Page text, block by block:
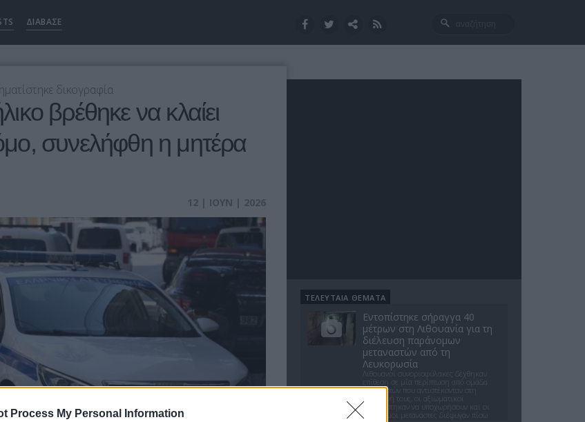
Process My Personal Information
ΔΙΑΒΑΣΕ
δικογραφία
βρέθηκε να κλαίει
συνελήφθη η μητέρα
12 | ΙΟΥΝ | 2026
ΤΕΛΕΥΤΑΙΑ ΘΕΜΑΤΑ
Εντοπίστηκε σήραγγα 40
μέτρων στη Λιθουανία για τη
διέλευση παράνομων
μεταναστών από τη
Λευκορωσία
Λιθουανοί συνοριοφύλακες δέχθηκαν
επίθεση σε μία περίπτωση από ομάδα
μεταναστών που αντιστέκονταν στη
σύλληψή τους, οι αξιωματικοί
αναγκάστηκαν να υποχωρήσουν και οι
παράνομοι μετανάστες διέφυγαν πίσω